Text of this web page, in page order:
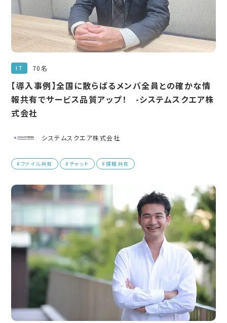
IT 70名
【導入事例】全国に散らばるメンバ全員との確かな情
報共有でサービス品質アップ！ -システムスクエア株
式会社
システムスクエア株式会社
#ファイル共有 #チャット #情報共有